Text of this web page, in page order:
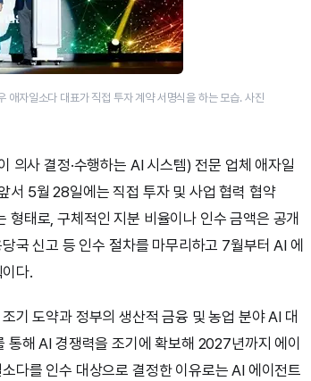
자일소다 대표가 직접 투자 계약 서명식을 하는 모습. 사진
사 결정·수행하는 AI 시스템) 전문 업체 애자일
5월 28일에는 직접 투자 및 사업 협력 협약
태로, 구체적인 지분 비율이나 인수 금액은 공개
국 신고 등 인수 절차를 마무리하고 7월부터 AI 에
다.
기 도약과 정부의 생산적 금융 및 농업 분야 AI 대
통해 AI 경쟁력을 조기에 확보해 2027년까지 에이
다를 인수 대상으로 결정한 이유로는 AI 에이전트